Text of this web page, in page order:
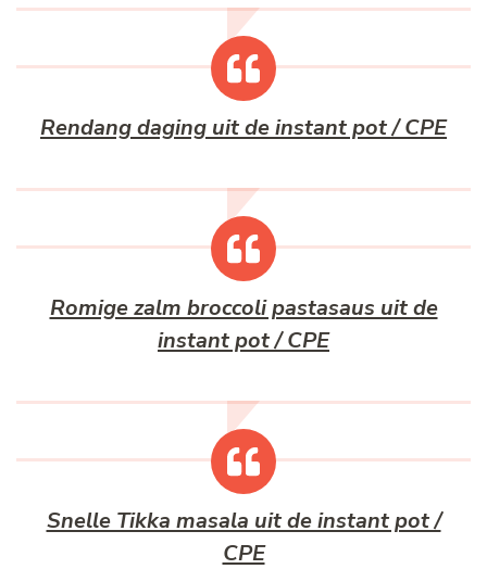
Rendang daging uit de instant pot / CPE
Romige zalm broccoli pastasaus uit de
instant pot / CPE
Snelle Tikka masala uit de instant pot /
CPE